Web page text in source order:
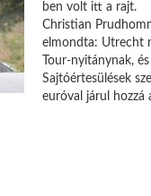
ben volt itt a rajt.
Christian
elmondta: Utrecht
Tour-nyitánynak,
Sajtóértesülések
euróval járul hozzá